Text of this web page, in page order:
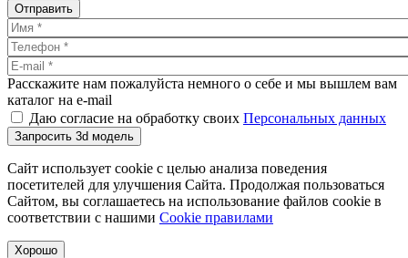
Отправить
Расскажите нам пожалуйста немного о себе и мы вышлем вам
каталог на e-mail
Даю согласие на обработку своих Персональных данных
Запросить 3d модель
Сайт использует cookie с целью анализа поведения
посетителей для улучшения Сайта. Продолжая пользоваться
Сайтом, вы соглашаетесь на использование файлов cookie в
соответствии с нашими Cookiе правилами
Хорошо